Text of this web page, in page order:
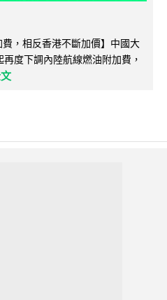
費，相反香港不斷加價】中國大
度下調內陸航線燃油附加費，